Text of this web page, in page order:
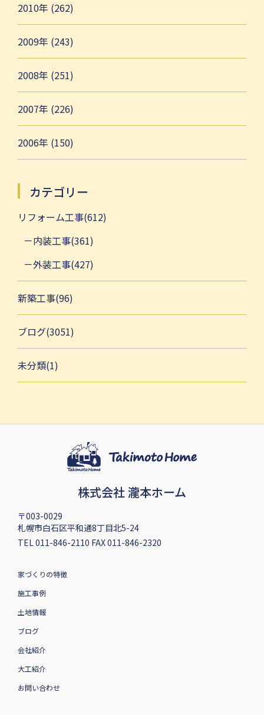
2010年 (262)
2009年 (243)
2008年 (251)
2007年 (226)
2006年 (150)
カテゴリー
リフォーム工事(612)
内装工事(361)
外装工事(427)
新築工事(96)
ブログ(3051)
未分類(1)
株式会社 瀧本ホーム
〒003-0029
札幌市白石区平和通8丁目北5-24
TEL 011-846-2110 FAX 011-846-2320
家づくりの特徴
施工事例
土地情報
ブログ
会社紹介
大工紹介
お問い合わせ